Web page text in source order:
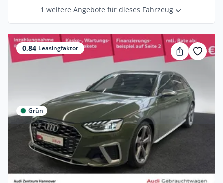
1 weitere Angebote für dieses Fahrzeug
0,84 Leasingfaktor
Grün
Privat & Gewerbe
Audi S4 Avant 3.0 TDI quattro Sitzheizung
Diesel • Automatik •341 PS (251 kW)
Gebraucht